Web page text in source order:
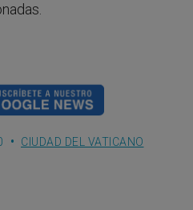
CIUDAD DEL VATICANO